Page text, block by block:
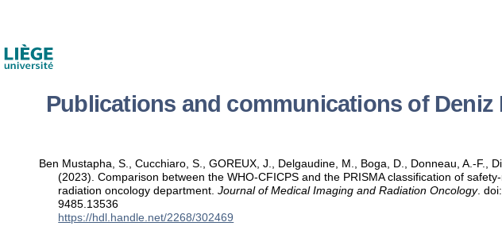
Publications and communications of Deniz
Ben Mustapha, S., Cucchiaro, S., GOREUX, J., Delgaudine, M., Boga, D., Donneau, A.-F.,
(2023). Comparison between the WHO-CFICPS and the PRISMA classification of
radiation oncology department.Journal of Medical Imaging and Radiation Oncology.
9485.13536
https://hdl.handle.net/2268/302469